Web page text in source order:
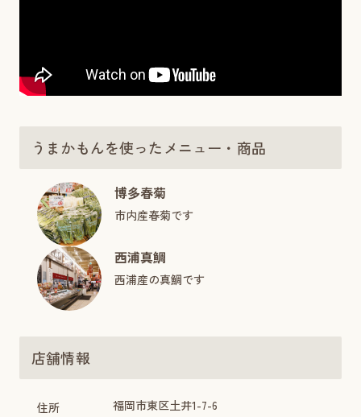
うまかもんを使ったメニュー・商品
博多春菊
市内産春菊です
西浦真鯛
西浦産の真鯛です
店舗情報
住所 福岡市東区土井1-7-6